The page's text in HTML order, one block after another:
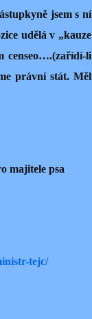
jsem s ní
udělá v „kauze
censeo….(zařídí-li
právní stát. Měl
majitele psa
tejc/